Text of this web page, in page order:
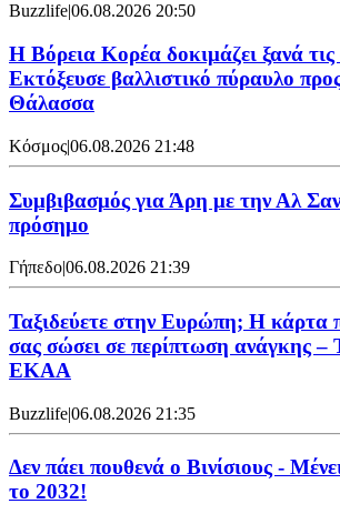
Buzzlife|06.08.2026 20:50
Η Βόρεια Κορέα δοκιμάζει ξανά τις
Εκτόξευσε βαλλιστικό πύραυλο
Θάλασσα
Κόσμος|06.08.2026 21:48
Συμβιβασμός για Άρη με την Αλ
πρόσημο
Γήπεδο|06.08.2026 21:39
Ταξιδεύετε στην Ευρώπη; Η κάρτα
σας σώσει σε περίπτωση ανάγκης –
ΕΚΑΑ
Buzzlife|06.08.2026 21:35
Δεν πάει πουθενά ο Βινίσιους -
το 2032!